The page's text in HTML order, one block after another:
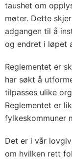
taushet om
møter. Dette
adgangen til å
og endret i løpet
Reglementet er
har søkt å
tilpasses ulike
Reglementet er
fylkeskommuner
Det er i vår
om hvilken rett